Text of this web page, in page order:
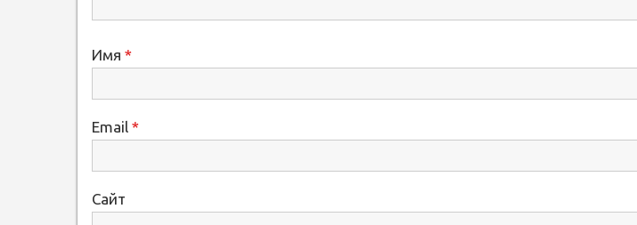
Имя *
Email *
Сайт